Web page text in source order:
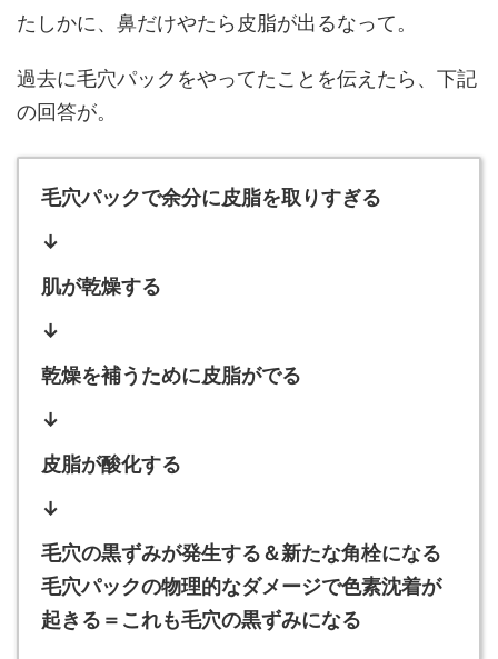
たしかに、鼻だけやたら皮脂が出るなって。
過去に毛穴パックをやってたことを伝えたら、下記
の回答が。
毛穴パックで余分に皮脂を取りすぎる
↓
肌が乾燥する
↓
乾燥を補うために皮脂がでる
↓
皮脂が酸化する
↓
毛穴の黒ずみが発生する＆新たな角栓になる
毛穴パックの物理的なダメージで色素沈着が
起きる＝これも毛穴の黒ずみになる